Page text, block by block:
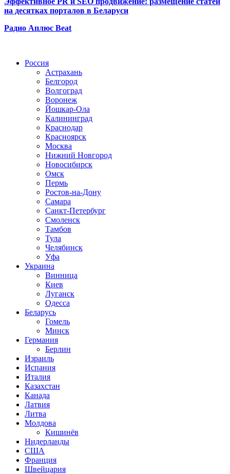
на десятках порталов в Беларуси
Радио Аплюс Beat
Россия
Астрахань
Белгород
Волгоград
Воронеж
Йошкар-Ола
Калининград
Краснодар
Красноярск
Москва
Нижний Новгород
Новосибирск
Омск
Пермь
Ростов-на-Дону
Самара
Санкт-Петербург
Смоленск
Тамбов
Тула
Челябинск
Уфа
Украина
Винница
Киев
Луганск
Одесса
Беларусь
Гомель
Минск
Германия
Берлин
Израиль
Испания
Италия
Казахстан
Канада
Латвия
Литва
Молдова
Кишинёв
Нидерланды
США
Франция
Швейцария